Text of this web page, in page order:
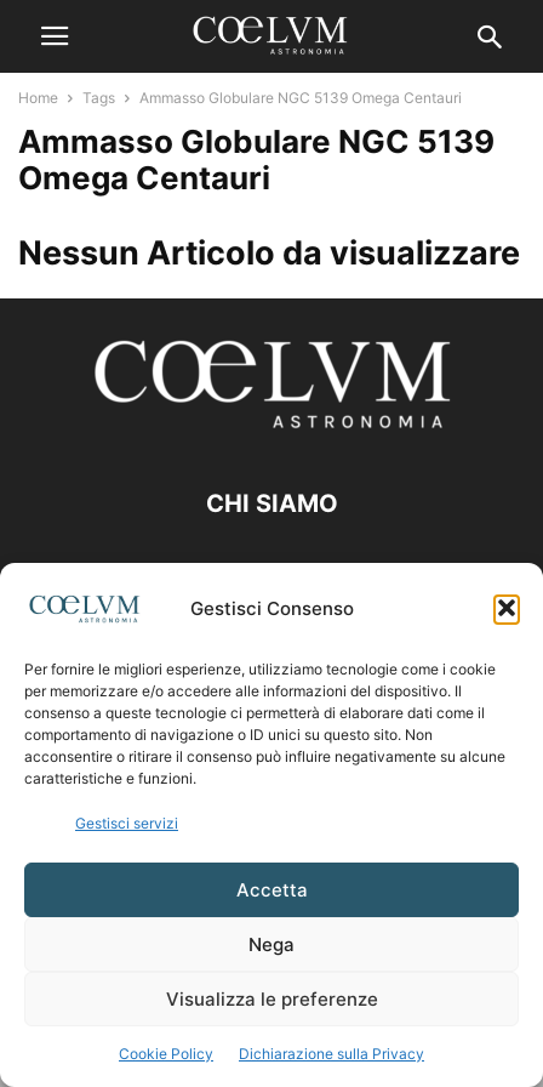
Gestisci Consenso
Per fornire le migliori esperienze, utilizziamo tecnologie come i cookie
per memorizzare e/o accedere alle informazioni del dispositivo. Il
consenso a queste tecnologie ci permetterà di elaborare dati come il
comportamento di navigazione o ID unici su questo sito. Non
acconsentire o ritirare il consenso può influire negativamente su alcune
caratteristiche e funzioni.
Gestisci servizi
Accetta
Nega
Visualizza le preferenze
Cookie Policy Dichiarazione sulla Privacy
Home Tags Ammasso Globulare NGC 5139 Omega Centauri
Ammasso Globulare NGC 5139
Omega Centauri
Nessun Articolo da visualizzare
CHI SIAMO